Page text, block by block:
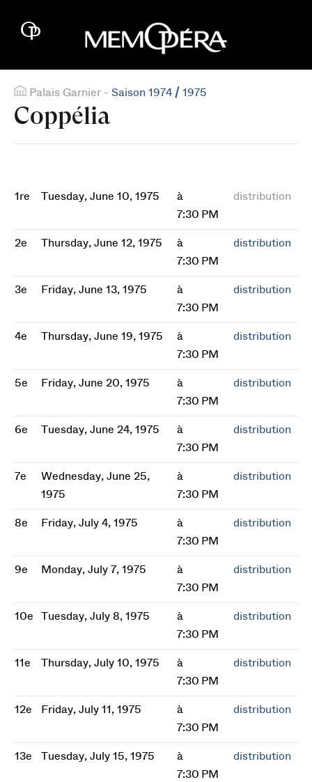
Palais Garnier - Saison 1974 / 1975
Coppélia
1re Tuesday, June 10, 1975
à
7:30 PM
distribution
2e Thursday, June 12, 1975
à
7:30 PM
distribution
3e Friday, June 13, 1975
à
7:30 PM
distribution
4e Thursday, June 19, 1975
à
7:30 PM
distribution
5e Friday, June 20, 1975
à
7:30 PM
distribution
6e Tuesday, June 24, 1975
à
7:30 PM
distribution
7e
Wednesday, June 25,
1975
à
7:30 PM
distribution
8e Friday, July 4, 1975
à
7:30 PM
distribution
9e Monday, July 7, 1975
à
7:30 PM
distribution
10e Tuesday, July 8, 1975
à
7:30 PM
distribution
11e Thursday, July 10, 1975
à
7:30 PM
distribution
12e Friday, July 11, 1975
à
7:30 PM
distribution
13e Tuesday, July 15, 1975
à
7:30 PM
distribution